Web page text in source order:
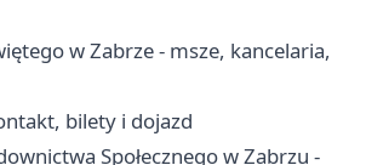
w Zabrze - msze, kancelaria,
bilety i dojazd
Społecznego w Zabrzu -